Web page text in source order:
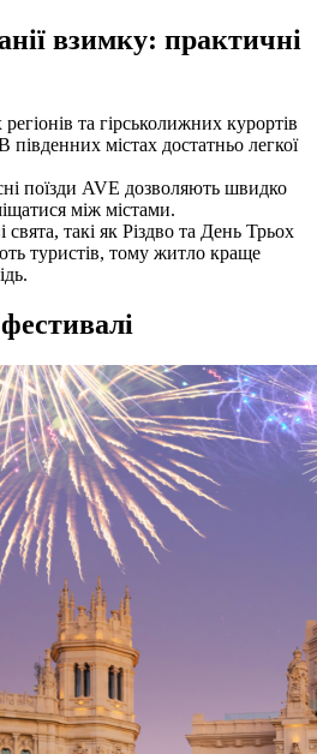
взимку: практичні
та гірськолижних курортів
південних містах достатньо легкої
поїзди AVE дозволяють швидко
між містами.
такі як Різдво та День Трьох
туристів, тому житло краще